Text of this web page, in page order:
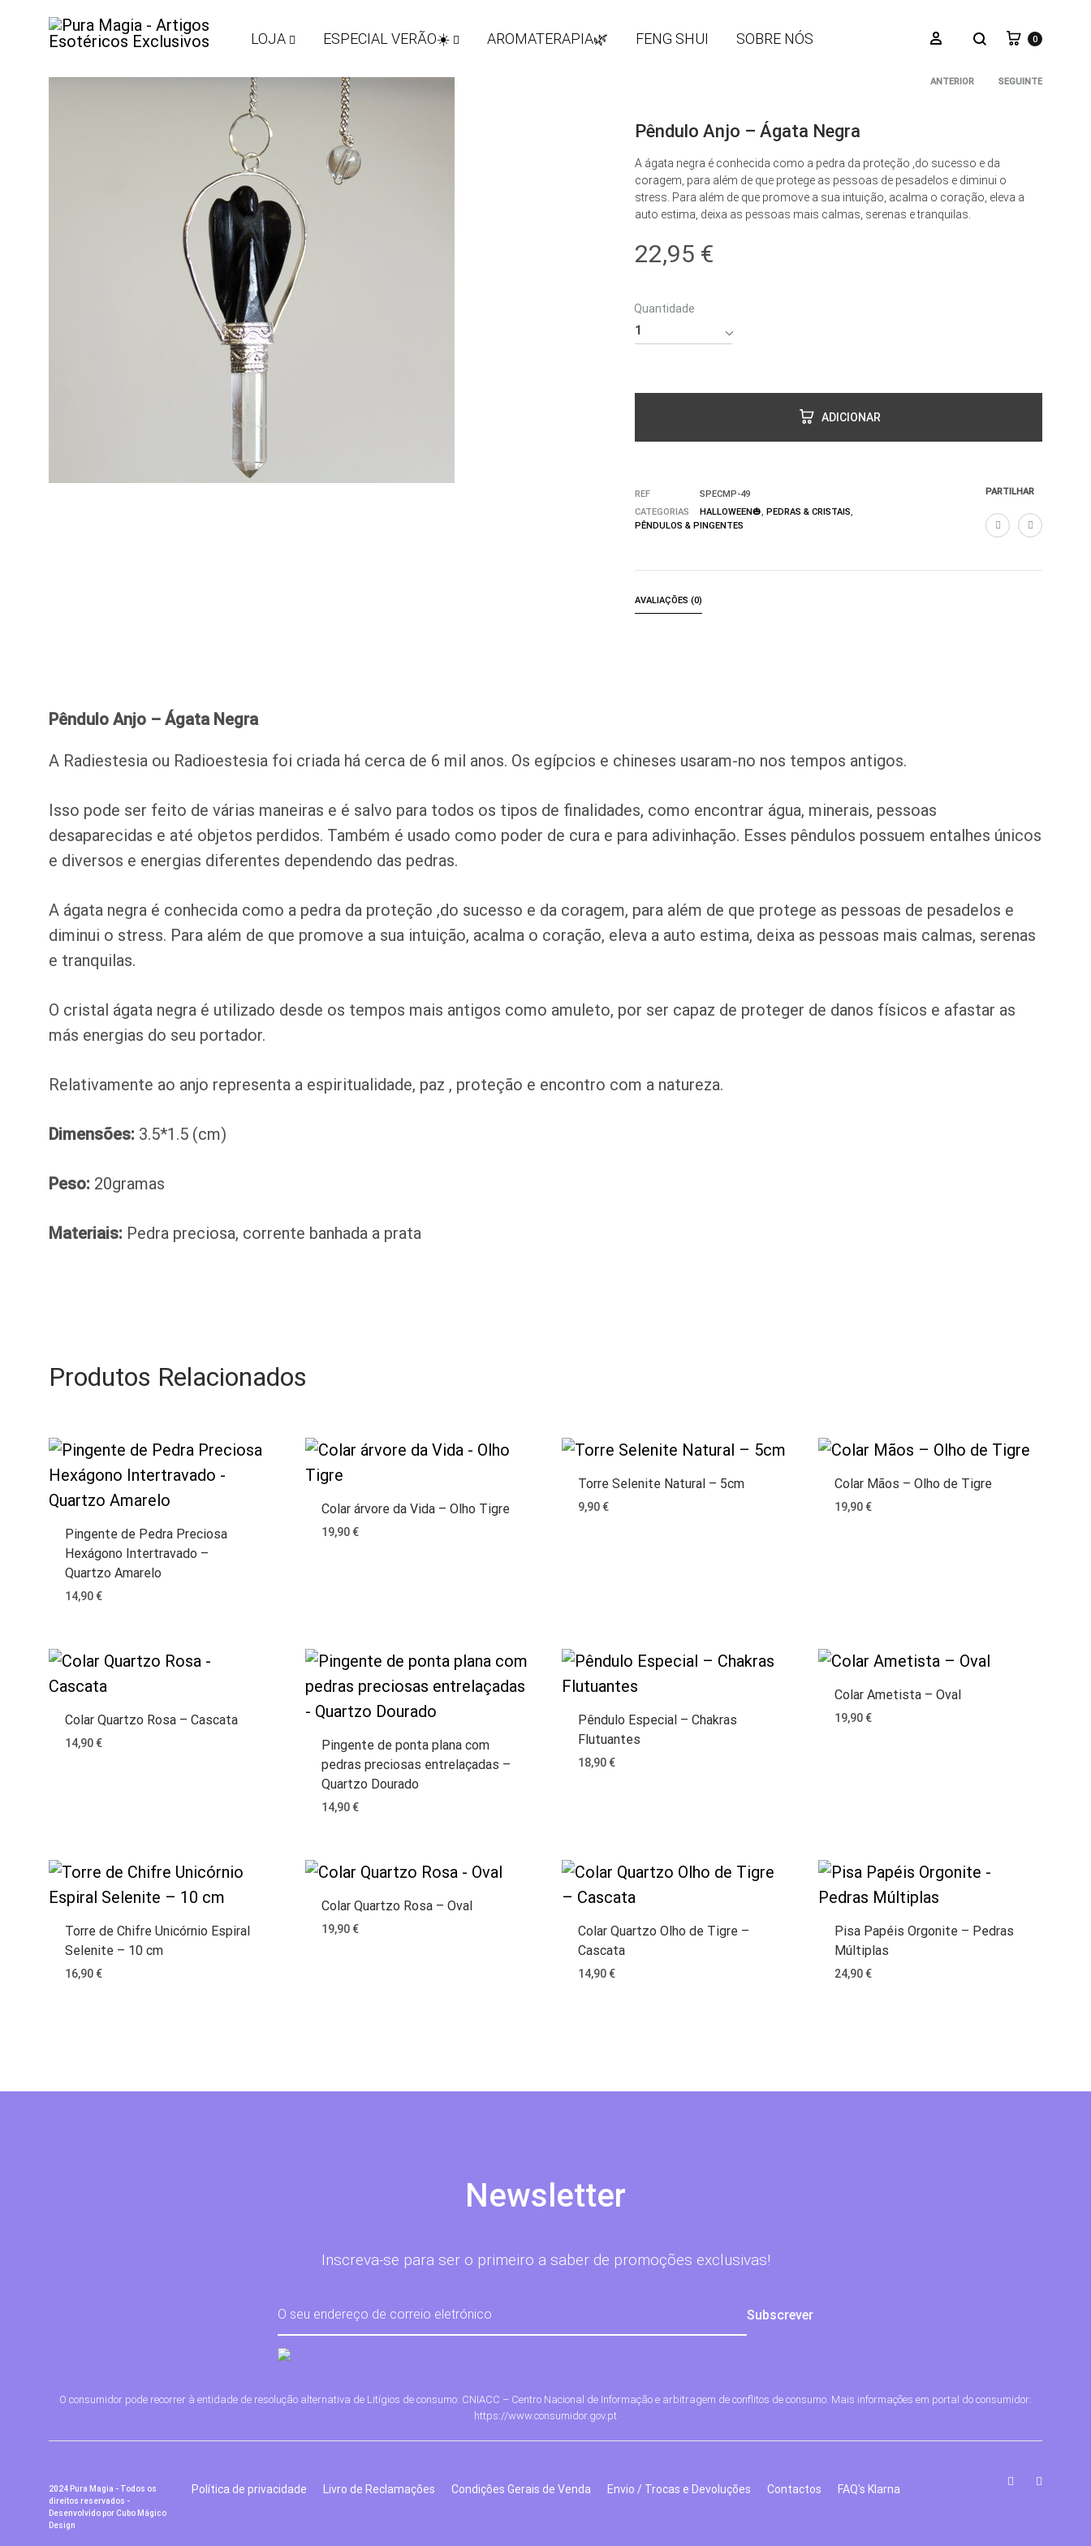
LOJA ESPECIAL VERÃO☀️ AROMATERAPIA🌿 FENG SHUI SOBRE NÓS Iniciar sessão
PesquisarCarrinho
0
produto
ANTERIOR SEGUINTE
Pêndulo Anjo – Ágata Negra
A ágata negra é conhecida como a pedra da proteção ,do sucesso e da
coragem, para além de que protege as pessoas de pesadelos e diminui o
stress. Para além de que promove a sua intuição, acalma o coração, eleva a
auto estima, deixa as pessoas mais calmas, serenas e tranquilas.
22,95 €
Quantidade
ADICIONAR
PARTILHAR
REF
SPECMP-49
CATEGORIAS
HALLOWEEN🎃, PEDRAS & CRISTAIS,
PÊNDULOS & PINGENTES
AVALIAÇÕES (0)
Pêndulo Anjo – Ágata Negra
A Radiestesia ou Radioestesia foi criada há cerca de 6 mil anos. Os egípcios e chineses usaram-no nos tempos antigos.
Isso pode ser feito de várias maneiras e é salvo para todos os tipos de finalidades, como encontrar água, minerais, pessoas
desaparecidas e até objetos perdidos. Também é usado como poder de cura e para adivinhação. Esses pêndulos possuem entalhes únicos
e diversos e energias diferentes dependendo das pedras.
A ágata negra é conhecida como a pedra da proteção ,do sucesso e da coragem, para além de que protege as pessoas de pesadelos e
diminui o stress. Para além de que promove a sua intuição, acalma o coração, eleva a auto estima, deixa as pessoas mais calmas, serenas
e tranquilas.
O cristal ágata negra é utilizado desde os tempos mais antigos como amuleto, por ser capaz de proteger de danos físicos e afastar as
más energias do seu portador.
Relativamente ao anjo representa a espiritualidade, paz , proteção e encontro com a natureza.
Dimensões: 3.5*1.5 (cm)
Peso: 20gramas
Materiais: Pedra preciosa, corrente banhada a prata
Produtos Relacionados
Pingente de Pedra Preciosa
Hexágono Intertravado –
Quartzo Amarelo
14,90€
Colar árvore da Vida – Olho Tigre
19,90€
Torre Selenite Natural – 5cm
9,90€
Colar Mãos – Olho de Tigre
19,90€
Colar Quartzo Rosa – Cascata
14,90€
Pingente de ponta plana com
pedras preciosas entrelaçadas –
Quartzo Dourado
14,90€
Pêndulo Especial – Chakras
Flutuantes
18,90€
Colar Ametista – Oval
19,90€
Torre de Chifre Unicórnio Espiral
Selenite – 10 cm
16,90€
Colar Quartzo Rosa – Oval
19,90€
Colar Quartzo Olho de Tigre –
Cascata
14,90€
Pisa Papéis Orgonite – Pedras
Múltiplas
24,90€
Newsletter
Inscreva-se para ser o primeiro a saber de promoções exclusivas!
O consumidor pode recorrer à entidade de resolução alternativa de Litígios de consumo: CNIACC – Centro Nacional de Informação e arbitragem de conflitos de consumo. Mais informações em portal do consumidor:
https://www.consumidor.gov.pt
2024 Pura Magia - Todos os
direitos reservados -
Desenvolvido por Cubo Mágico
Design
Política de privacidade Livro de Reclamações Condições Gerais de Venda Envio / Trocas e Devoluções Contactos FAQ's Klarna
Facebook